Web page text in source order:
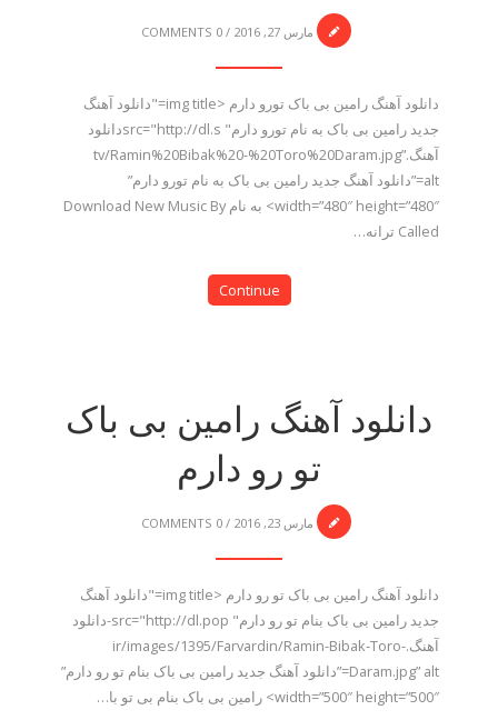
مارس 27, 2016 /
0 COMMENTS
دانلود آهنگ رامین بی باک تورو دارم <img title="دانلود آهنگ
جدید رامین بی باک به نام تورو دارم" src="http://dl.sدانلود
آهنگ.tv/Ramin%20Bibak%20-%20Toro%20Daram.jpg”
alt=”دانلود آهنگ جدید رامین بی باک به نام تورو دارم”
width=”480″ height=”480″> به نام Download New Music By
Called ترانه…
Continue
دانلود آهنگ رامین بی باک
تو رو دارم
مارس 23, 2016 /
0 COMMENTS
دانلود آهنگ رامین بی باک تو رو دارم <img title="دانلود آهنگ
جدید رامین بی باک بنام تو رو دارم" src="http://dl.pop-دانلود
آهنگ.ir/images/1395/Farvardin/Ramin-Bibak-Toro-
Daram.jpg” alt=”دانلود آهنگ جدید رامین بی باک بنام تو رو دارم”
width=”500″ height=”500″> رامین بی باک بنام بی تو با…